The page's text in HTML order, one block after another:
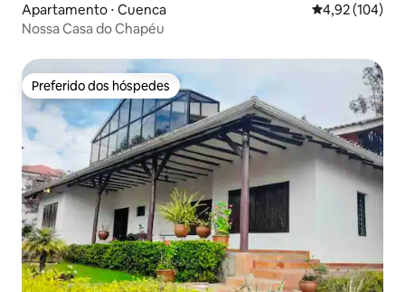
Apartamento ⋅ Cuenca 4,92 de uma
4,92 (104)
Nossa Casa do Chapéu
Preferido dos hóspedes
Preferido dos hóspedes